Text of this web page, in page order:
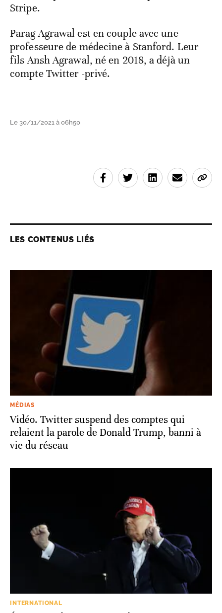
Stripe.
Parag Agrawal est en couple avec une
professeure de médecine à Stanford. Leur
fils Ansh Agrawal, né en 2018, a déjà un
compte Twitter -privé.
Le 30/11/2021 à 06h50
LES CONTENUS LIÉS
MÉDIAS
Vidéo. Twitter suspend des comptes qui
relaient la parole de Donald Trump, banni à
vie du réseau
INTERNATIONAL